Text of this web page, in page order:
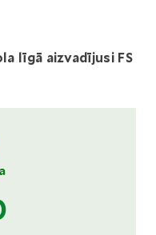
līgā aizvadījusi FS